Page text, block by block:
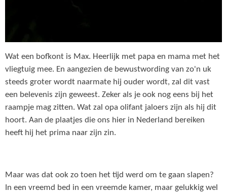
Wat een bofkont is Max. Heerlijk met papa en mama met het
vliegtuig mee. En aangezien de bewustwording van zo'n uk
steeds groter wordt naarmate hij ouder wordt, zal dit vast
een belevenis zijn geweest. Zeker als je ook nog eens bij het
raampje mag zitten. Wat zal opa olifant jaloers zijn als hij dit
hoort. Aan de plaatjes die ons hier in Nederland bereiken
heeft hij het prima naar zijn zin.
Maar was dat ook zo toen het tijd werd om te gaan slapen?
In een vreemd bed in een vreemde kamer, maar gelukkig wel